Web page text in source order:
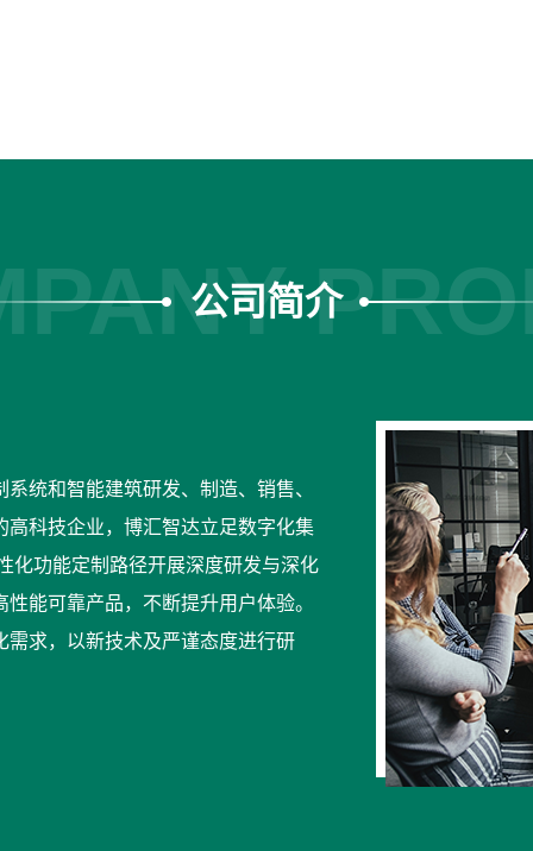
公司简介
统和智能建筑研发、制造、销售、
科技企业，博汇智达立足数字化集
化功能定制路径开展深度研发与深化
能可靠产品，不断提升用户体验。
求，以新技术及严谨态度进行研